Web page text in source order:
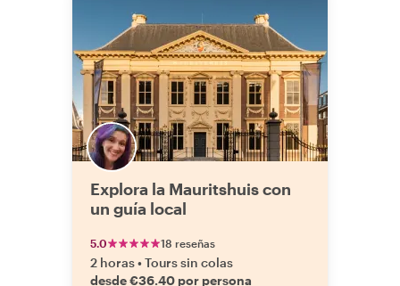
Explora la Mauritshuis con
un guía local
5.0 18 reseñas
2 horas•Tours sin colas
desde €36.40 por persona